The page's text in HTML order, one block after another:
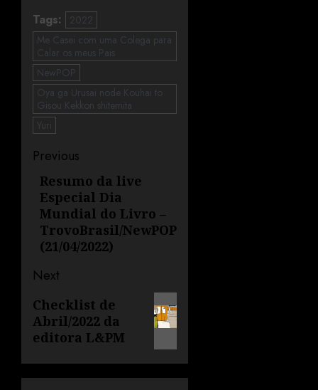
Tags:
2022
Me Casei com uma Colega para
Calar os meus Pais
NewPOP
Oya ga Urusai node Kouhai to
Gisou Kekkon shitemita
Yuri
Previous
Resumo da live
Especial Dia
Mundial do Livro –
TrovoBrasil/NewPOP
(21/04/2022)
Next
Checklist de
Abril/2022 da
editora L&PM